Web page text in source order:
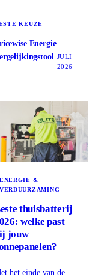
KEUZE
Energie
JULI
2026
ENERGIE &
VERDUURZAMING
thuisbatterij
welke past
jouw
het einde van de